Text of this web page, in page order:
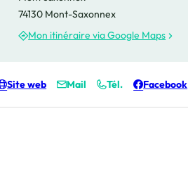
Yume
74130 Mont-Saxonnex
Mon itinéraire via Google Maps
Site web Mail Tél. Facebook